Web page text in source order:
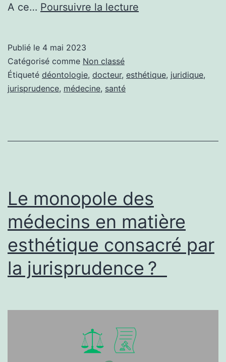
A ce… Poursuivre la lecture
la
médecin
Publié le 4 mai 2023
Catégorisé comme Non classé
Étiqueté déontologie, docteur, esthétique, juridique,
jurisprudence, médecine, santé
Le monopole des
médecins en matière
esthétique consacré par
la jurisprudence ?